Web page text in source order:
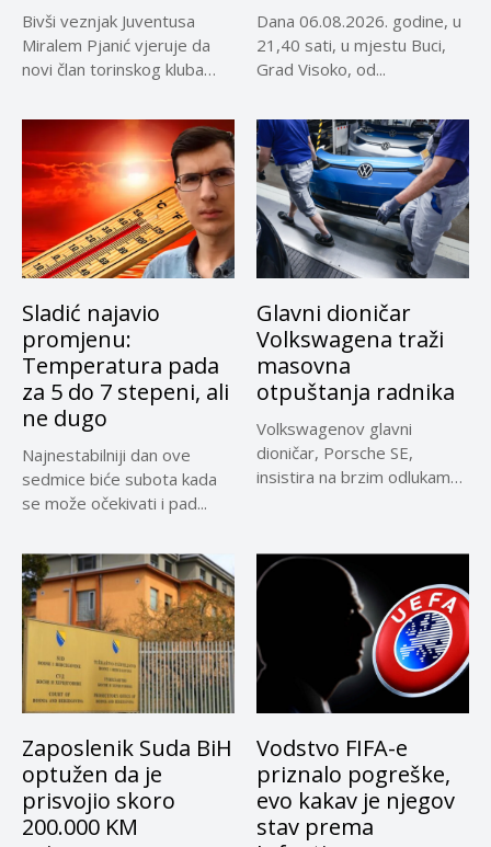
Bivši veznjak Juventusa
Miralem Pjanić vjeruje da
novi član torinskog kluba
Dana 06.08.2026. godine, u
21,40 sati, u mjestu Buci,
Grad Visoko, od...
Sladić najavio
promjenu:
Temperatura pada
za 5 do 7 stepeni, ali
ne dugo
Najnestabilniji dan ove
sedmice biće subota kada
se može očekivati i pad...
Glavni dioničar
Volkswagena traži
masovna
otpuštanja radnika
Volkswagenov glavni
dioničar, Porsche SE,
insistira na brzim odlukama
Zaposlenik Suda BiH
optužen da je
prisvojio skoro
200.000 KM
Vodstvo FIFA-e
priznalo pogreške,
evo kakav je njegov
stav prema